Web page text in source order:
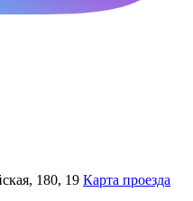
180, 19 Карта проезда